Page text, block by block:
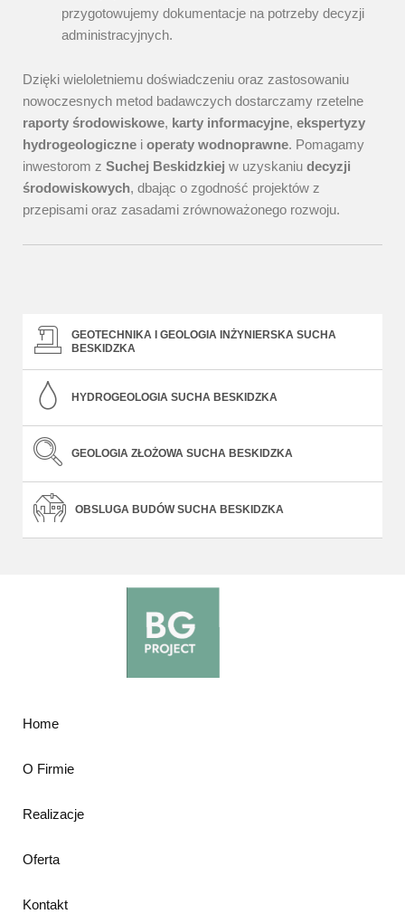
GEOTECHNIKA I GEOLOGIA INŻYNIERSKA SUCHA
BESKIDZKA
HYDROGEOLOGIA SUCHA BESKIDZKA
GEOLOGIA ZŁOŻOWA SUCHA BESKIDZKA
OBSLUGA BUDÓW SUCHA BESKIDZKA
przygotowujemy dokumentacje na potrzeby decyzji
administracyjnych.
Dzięki wieloletniemu doświadczeniu oraz zastosowaniu
nowoczesnych metod badawczych dostarczamy rzetelne
raporty środowiskowe, karty informacyjne, ekspertyzy
hydrogeologicznei operaty wodnoprawne. Pomagamy
inwestorom z Suchej Beskidzkiej w uzyskaniu decyzji
środowiskowych, dbając o zgodność projektów z
przepisami oraz zasadami zrównoważonego rozwoju.
Home
O Firmie
Realizacje
Oferta
Kontakt